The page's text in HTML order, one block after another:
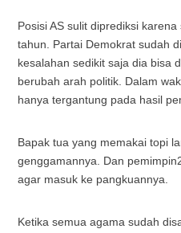
Posisi AS sulit diprediksi
tahun. Partai Demokrat sudah
kesalahan sedikit saja dia bisa
berubah arah politik. Dalam
hanya tergantung pada hasil
Bapak tua yang memakai topi
genggamannya. Dan
agar masuk ke pangkuannya.
Ketika semua agama sudah